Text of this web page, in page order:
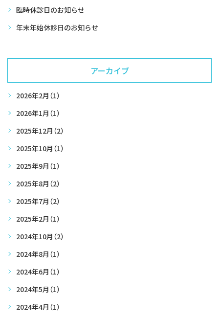
臨時休診日のお知らせ
年末年始休診日のお知らせ
アーカイブ
2026年2月 （1）
2026年1月 （1）
2025年12月 （2）
2025年10月 （1）
2025年9月 （1）
2025年8月 （2）
2025年7月 （2）
2025年2月 （1）
2024年10月 （2）
2024年8月 （1）
2024年6月 （1）
2024年5月 （1）
2024年4月 （1）